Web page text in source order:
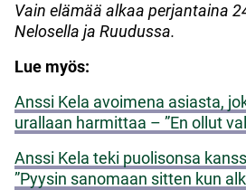
Vain elämää alkaa perjantaina
Nelosella ja Ruudussa.
Lue myös:
Anssi Kela avoimena asiasta,
urallaan harmittaa – ”En ollut
Anssi Kela teki puolisonsa
”Pyysin sanomaan sitten kun